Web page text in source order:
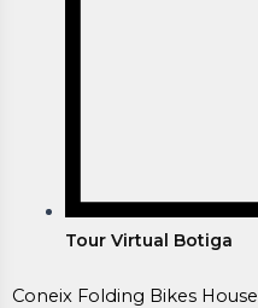
Tour Virtual Botiga
Coneix Folding Bikes House